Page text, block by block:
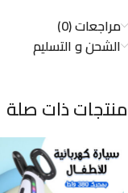
مراجعات (0)
الشحن و التسليم
منتجات ذات صلة